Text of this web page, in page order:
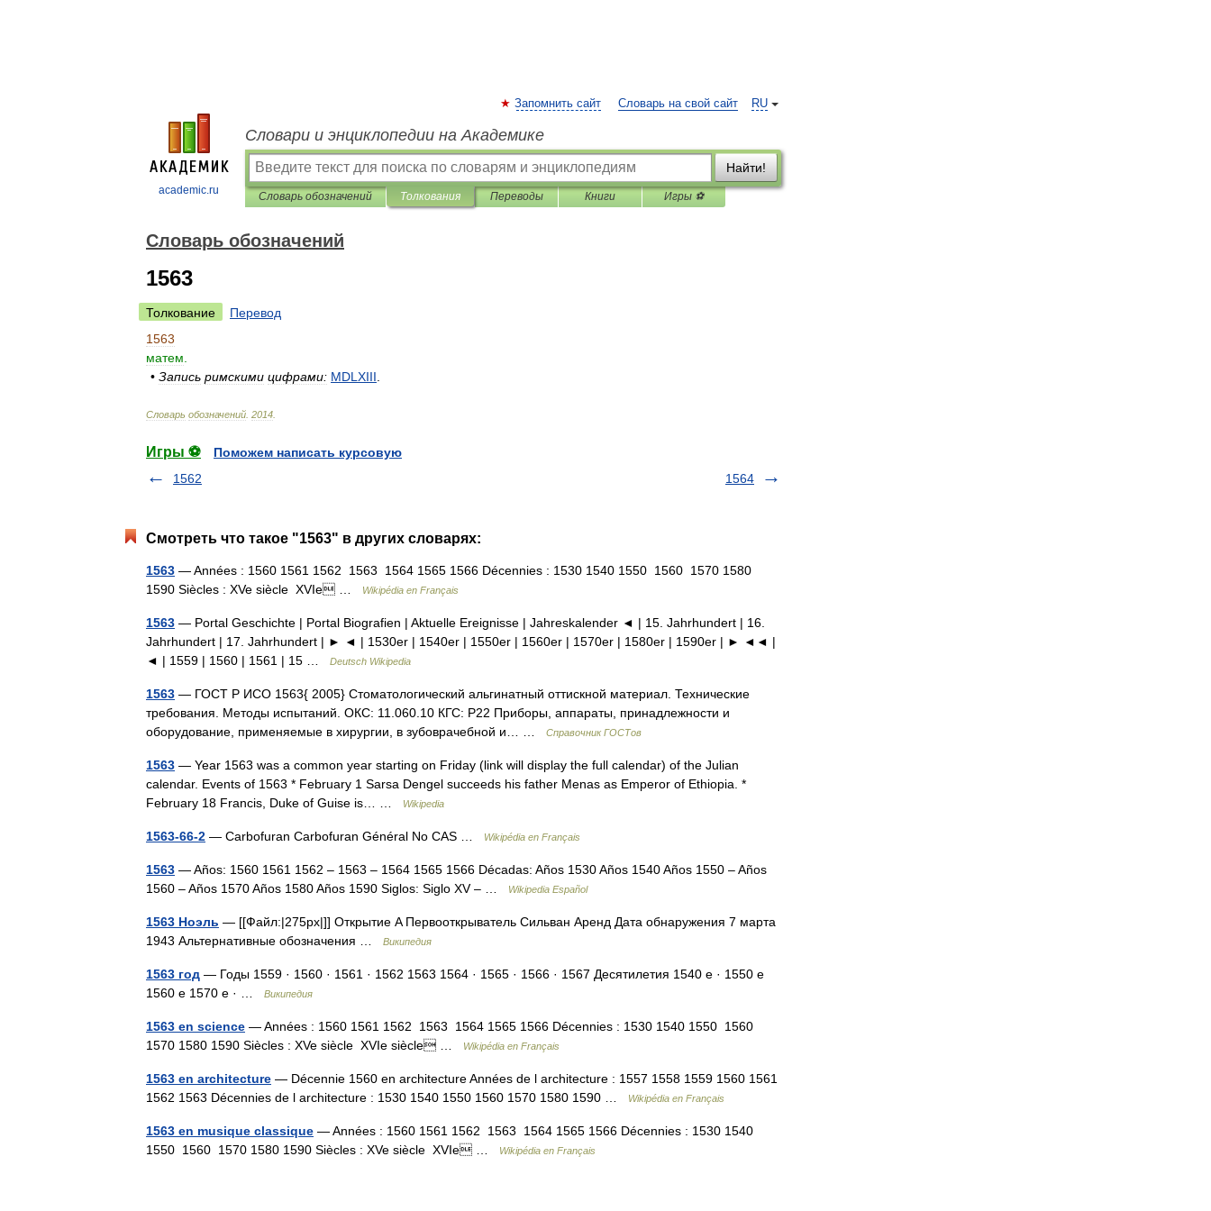
academic.ru
RU
Запомнить сайт Словарь на свой сайт
Словари и энциклопедии на Академике
Найти!
Словарь обозначений Толкования Переводы Книги Игры ⚽
Словарь обозначений
1563
Толкование
Перевод
1563
матем
• Запись римскими цифрами: MDLXIII
Словарь обозначений 2014
Игры ⚽
Поможем написать курсовую
1562
1564
Смотреть что такое "1563" в других словарях:
1563 — Années : 1560 1561 1562 1563 1564 1565 1566 Décennies : 1530 1540 1550 1560 1570 1580
1590 Siècles : XVe siècle XVIe …
Wikipédia en Français
1563 — Portal Geschichte | Portal Biografien | Aktuelle Ereignisse | Jahreskalender ◄ | 15. Jahrhundert | 16.
Jahrhundert | 17. Jahrhundert | ► ◄ | 1530er | 1540er | 1550er | 1560er | 1570er | 1580er | 1590er | ► ◄◄ |
◄ | 1559 | 1560 | 1561 | 15 …
Deutsch Wikipedia
1563 — ГОСТ Р ИСО 1563{ 2005} Стоматологический альгинатный оттискной материал. Технические
требования. Методы испытаний. ОКС: 11.060.10 КГС: Р22 Приборы, аппараты, принадлежности и
оборудование, применяемые в хирургии, в зубоврачебной и… …
Справочник ГОСТов
1563 — Year 1563 was a common year starting on Friday (link will display the full calendar) of the Julian
calendar. Events of 1563 * February 1 Sarsa Dengel succeeds his father Menas as Emperor of Ethiopia. *
February 18 Francis, Duke of Guise is… …
Wikipedia
1563-66-2 — Carbofuran Carbofuran Général No CAS … Wikipédia en Français
1563 — Años: 1560 1561 1562 – 1563 – 1564 1565 1566 Décadas: Años 1530 Años 1540 Años 1550 – Años
1560 – Años 1570 Años 1580 Años 1590 Siglos: Siglo XV – …
Wikipedia Español
1563 Ноэль — [[Файл:|275px|]] Открытие A Первооткрыватель Сильван Аренд Дата обнаружения 7 марта
1943 Альтернативные обозначения …
Википедия
1563 год — Годы 1559 · 1560 · 1561 · 1562 1563 1564 · 1565 · 1566 · 1567 Десятилетия 1540 е · 1550 е
1560 е 1570 е · …
Википедия
1563 en science — Années : 1560 1561 1562 1563 1564 1565 1566 Décennies : 1530 1540 1550 1560
1570 1580 1590 Siècles : XVe siècle XVIe siècle …
Wikipédia en Français
1563 en architecture — Décennie 1560 en architecture Années de l architecture : 1557 1558 1559 1560 1561
1562 1563 Décennies de l architecture : 1530 1540 1550 1560 1570 1580 1590 …
Wikipédia en Français
1563 en musique classique — Années : 1560 1561 1562 1563 1564 1565 1566 Décennies : 1530 1540
1550 1560 1570 1580 1590 Siècles : XVe siècle XVIe …
Wikipédia en Français